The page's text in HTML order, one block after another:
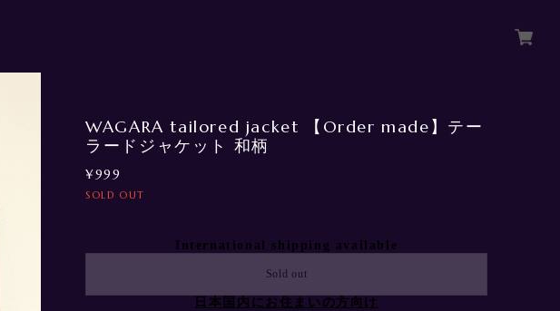
WAGARA tailored jacket 【Order made】テー
ラードジャケット 和柄
¥999
SOLD OUT
International shipping available
Sold out
日本国内にお住まいの方向け